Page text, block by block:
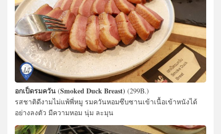
อกเป็ดรมควัน (Smoked Duck Breast) (299B.)
รสชาติดีงามไม่แพ้พี่หมู รมควันหอมซึบซานเข้าเนื้อเข้าหนังได้
อย่างลงตัว มีความหอม นุ่ม ละมุน